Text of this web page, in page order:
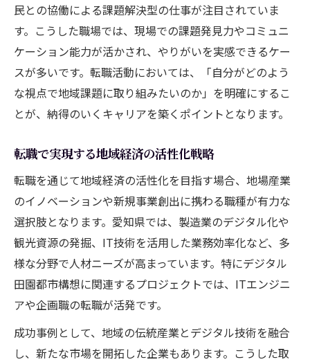
民との協働による課題解決型の仕事が注目されていま
す。こうした職場では、現場での課題発見力やコミュニ
ケーション能力が活かされ、やりがいを実感できるケー
スが多いです。転職活動においては、「自分がどのよう
な視点で地域課題に取り組みたいのか」を明確にするこ
とが、納得のいくキャリアを築くポイントとなります。
転職で実現する地域経済の活性化戦略
転職を通じて地域経済の活性化を目指す場合、地場産業
のイノベーションや新規事業創出に携わる職種が有力な
選択肢となります。愛知県では、製造業のデジタル化や
観光資源の発掘、IT技術を活用した業務効率化など、多
様な分野で人材ニーズが高まっています。特にデジタル
田園都市構想に関連するプロジェクトでは、ITエンジニ
アや企画職の転職が活発です。
成功事例として、地域の伝統産業とデジタル技術を融合
し、新たな市場を開拓した企業もあります。こうした取